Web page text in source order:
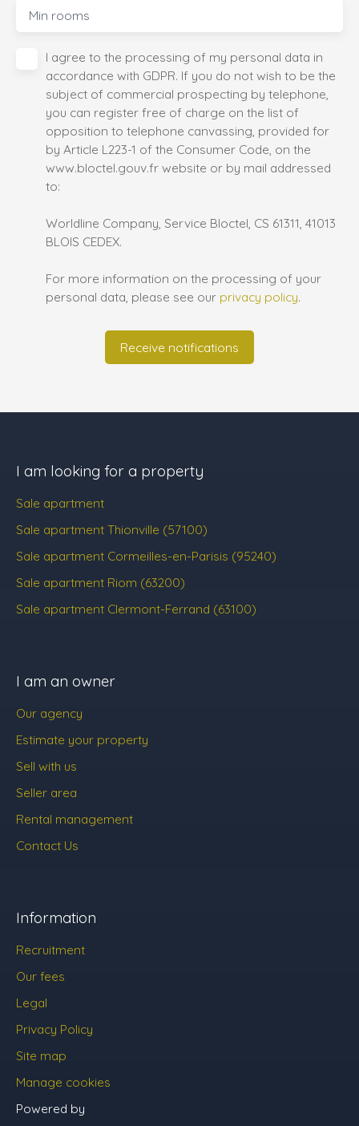
Min rooms
I agree to the processing of my personal data in
accordance with GDPR. If you do not wish to be the
subject of commercial prospecting by telephone,
you can register free of charge on the list of
opposition to telephone canvassing, provided for
by Article L223-1 of the Consumer Code, on the
www.bloctel.gouv.fr website or by mail addressed
to:
Worldline Company, Service Bloctel, CS 61311, 41013
BLOIS CEDEX.
For more information on the processing of your
personal data, please see our privacy policy.
Receive notifications
I am looking for a property
Sale apartment
Sale apartment Thionville (57100)
Sale apartment Cormeilles-en-Parisis (95240)
Sale apartment Riom (63200)
Sale apartment Clermont-Ferrand (63100)
I am an owner
Our agency
Estimate your property
Sell with us
Seller area
Rental management
Contact Us
Information
Recruitment
Our fees
Legal
Privacy Policy
Site map
Manage cookies
Powered by